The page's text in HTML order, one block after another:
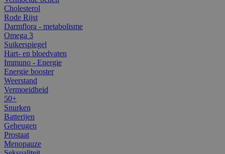
Cholesterol
Rode Rijst
Darmflora - metabolisme
Omega 3
Suikerspiegel
Hart- en bloedvaten
Immuno - Energie
Energie booster
Weerstand
Vermoeidheid
50+
Snurken
Batterijen
Geheugen
Prostaat
Menopauze